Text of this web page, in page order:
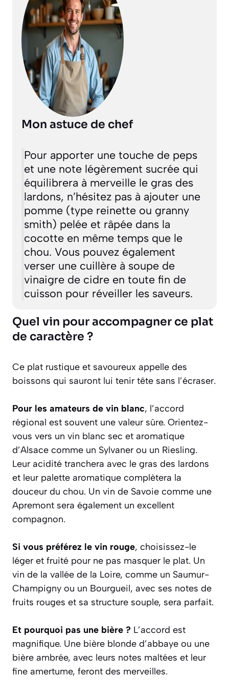
Mon astuce de chef
Pour apporter une touche de peps
et une note légèrement sucrée qui
équilibrera à merveille le gras des
lardons, n’hésitez pas à ajouter une
pomme (type reinette ou granny
smith) pelée et râpée dans la
cocotte en même temps que le
chou. Vous pouvez également
verser une cuillère à soupe de
vinaigre de cidre en toute fin de
cuisson pour réveiller les saveurs.
Quel vin pour accompagner ce plat
de caractère ?
Ce plat rustique et savoureux appelle des
boissons qui sauront lui tenir tête sans l’écraser.
Pour les amateurs de vin blanc, l’accord
régional est souvent une valeur sûre. Orientez-
vous vers un vin blanc sec et aromatique
d’Alsace comme un Sylvaner ou un Riesling.
Leur acidité tranchera avec le gras des lardons
et leur palette aromatique complètera la
douceur du chou. Un vin de Savoie comme une
Apremont sera également un excellent
compagnon.
Si vous préférez le vin rouge, choisissez-le
léger et fruité pour ne pas masquer le plat. Un
vin de la vallée de la Loire, comme un Saumur-
Champigny ou un Bourgueil, avec ses notes de
fruits rouges et sa structure souple, sera parfait.
Et pourquoi pas une bière ? L’accord est
magnifique. Une bière blonde d’abbaye ou une
bière ambrée, avec leurs notes maltées et leur
fine amertume, feront des merveilles.